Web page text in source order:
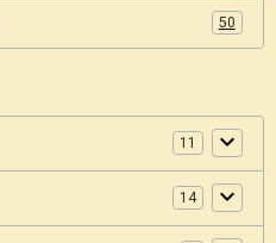
50
11
14